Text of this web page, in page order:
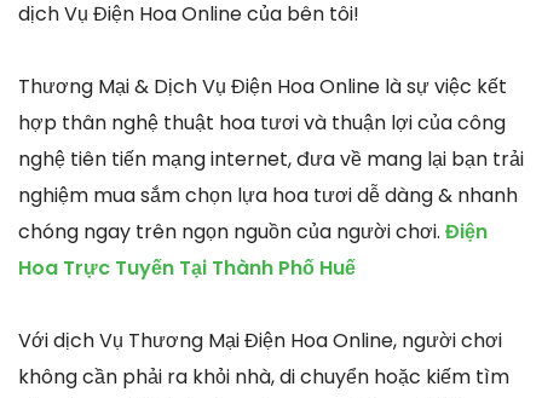
dịch Vụ Điện Hoa Online của bên tôi!
Thương Mại & Dịch Vụ Điện Hoa Online là sự việc kết
hợp thân nghệ thuật hoa tươi và thuận lợi của công
nghệ tiên tiến mạng internet, đưa về mang lại bạn trải
nghiệm mua sắm chọn lựa hoa tươi dễ dàng & nhanh
chóng ngay trên ngọn nguồn của người chơi. Điện
Hoa Trực Tuyến Tại Thành Phố Huế
Với dịch Vụ Thương Mại Điện Hoa Online, người chơi
không cần phải ra khỏi nhà, di chuyển hoặc kiếm tìm